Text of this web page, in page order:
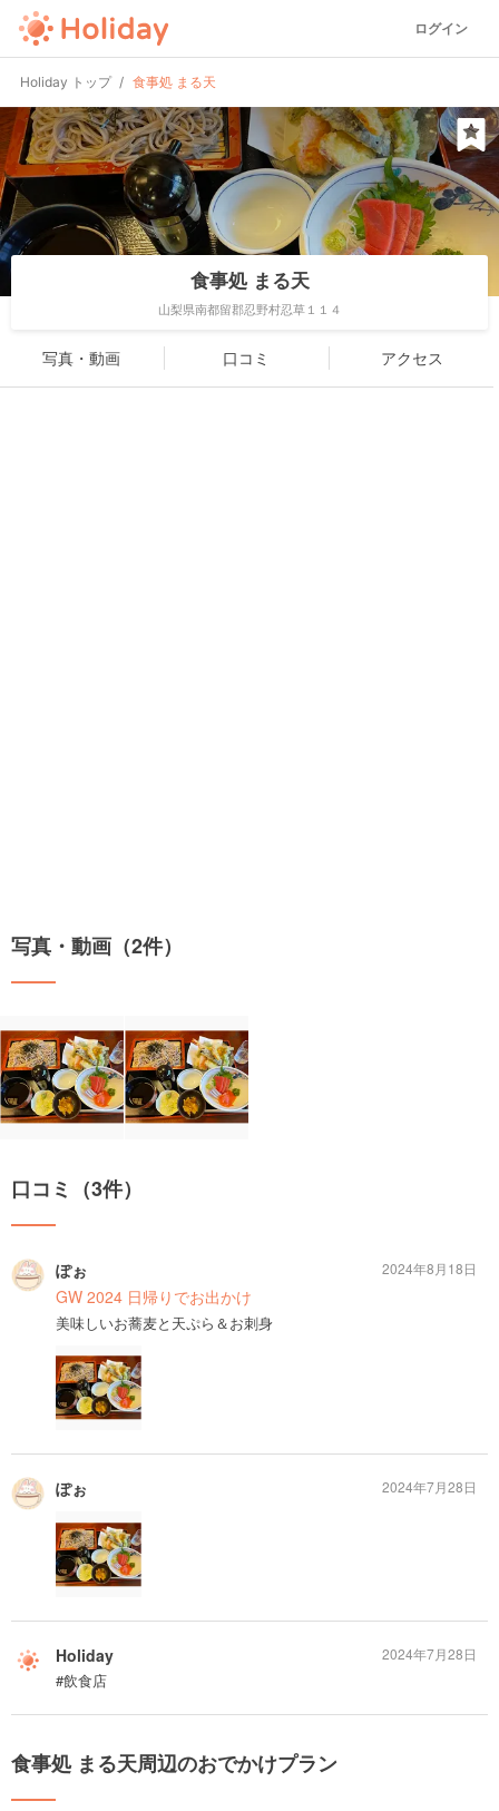
ログイン
Holiday トップ 食事処 まる天
食事処 まる天
山梨県南都留郡忍野村忍草１１４
写真・動画 口コミ アクセス
写真・動画（2件）
口コミ（3件）
ぽぉ
GW 2024 日帰りでお出かけ
美味しいお蕎麦と天ぷら＆お刺身
2024年8月18日
ぽぉ 2024年7月28日
Holiday
#飲食店
2024年7月28日
食事処 まる天周辺のおでかけプラン